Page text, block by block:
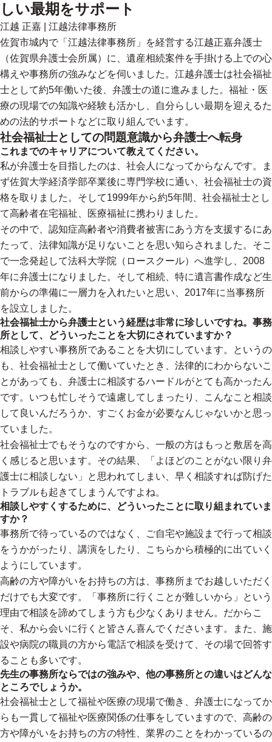
しい最期をサポート
江越 正嘉
江越法律事務所
佐賀市城内で「江越法律事務所」を経営する江越正嘉弁護士
（佐賀県弁護士会所属）に、遺産相続案件を手掛ける上での心
構えや事務所の強みなどを伺いました。江越弁護士は社会福祉
士として約5年働いた後、弁護士の道に進みました。福祉・医
療の現場での知識や経験も活かし、自分らしい最期を迎えるた
めの法的サポートなどに取り組んでいます。
社会福祉士としての問題意識から弁護士へ転身
これまでのキャリアについて教えてください。
私が弁護士を目指したのは、社会人になってからなんです。ま
ず佐賀大学経済学部卒業後に専門学校に通い、社会福祉士の資
格を取りました。そして1999年から約5年間、社会福祉士とし
て高齢者在宅福祉、医療福祉に携わりました。
その中で、認知症高齢者や消費者被害にあう方を支援するにあ
たって、法律知識が足りないことを思い知らされました。そこ
で一念発起して法科大学院（ロースクール）へ進学し、2008
年に弁護士になりました。そして相続、特に遺言書作成など生
前からの準備に一層力を入れたいと思い、2017年に当事務所
を設立しました。
社会福祉士から弁護士という経歴は非常に珍しいですね。事務
所として、どういったことを大切にされていますか？
相談しやすい事務所であることを大切にしています。というの
も、社会福祉士として働いていたとき、法律的にわからないこ
とがあっても、弁護士に相談するハードルがとても高かったん
です。いつも忙しそうで遠慮してしまったり、こんなこと相談
して良いんだろうか、すごくお金が必要なんじゃないかと思っ
ていました。
社会福祉士でもそうなのですから、一般の方はもっと敷居を高
く感じると思います。その結果、「よほどのことがない限り弁
護士に相談しない」と思われてしまい、早く相談すれば防げた
トラブルも起きてしまうんですよね。
相談しやすくするために、どういったことに取り組まれていま
すか？
事務所で待っているのではなく、ご自宅や施設まで行って相談
をうかがったり、講演をしたり、こちらから積極的に出ていく
ようにしています。
高齢の方や障がいをお持ちの方は、事務所までお越しいただく
だけでも大変です。「事務所に行くことが難しいから」という
理由で相談を諦めてしまう方も少なくありません。だからこ
そ、私から会いに行くと皆さん喜んでくださいます。また、施
設や病院の職員の方から電話で相談を受けて、その場で回答す
ることも多いです。
先生の事務所ならではの強みや、他の事務所との違いはどんな
ところでしょうか。
社会福祉士として福祉や医療の現場で働き、弁護士になってか
らも一貫して福祉や医療関係の仕事をしていますので、高齢の
方や障がいをお持ちの方の特性、業界のことをわかっているの